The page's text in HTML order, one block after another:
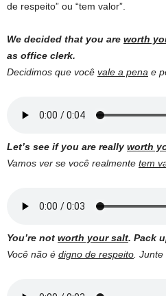
de respeito” ou “tem valor”.
We decided that you are worth
as office clerk.
Decidimos que você vale a pena e
Let’s see if you are really worth
Vamos ver se você realmente tem
You’re not worth your salt. Pack
Você não é digno de respeito .